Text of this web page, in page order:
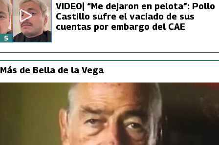
VIDEO| “Me dejaron en pelota”: Pollo
Castillo sufre el vaciado de sus
cuentas por embargo del CAE
5
Más de Bella de la Vega